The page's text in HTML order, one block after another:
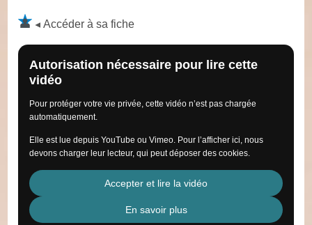
Accéder à sa fiche
Autorisation nécessaire pour lire cette
vidéo
Pour protéger votre vie privée, cette vidéo n’est pas chargée
automatiquement.
Elle est lue depuis YouTube ou Vimeo. Pour l’afficher ici, nous
devons charger leur lecteur, qui peut déposer des cookies.
Accepter et lire la vidéo
En savoir plus